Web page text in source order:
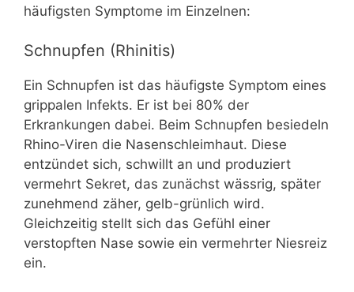
häufigsten Symptome im Einzelnen:
Schnupfen (Rhinitis)
Ein Schnupfen ist das häufigste Symptom eines
grippalen Infekts. Er ist bei 80% der
Erkrankungen dabei. Beim Schnupfen besiedeln
Rhino-Viren die Nasenschleimhaut. Diese
entzündet sich, schwillt an und produziert
vermehrt Sekret, das zunächst wässrig, später
zunehmend zäher, gelb-grünlich wird.
Gleichzeitig stellt sich das Gefühl einer
verstopften Nase sowie ein vermehrter Niesreiz
ein.